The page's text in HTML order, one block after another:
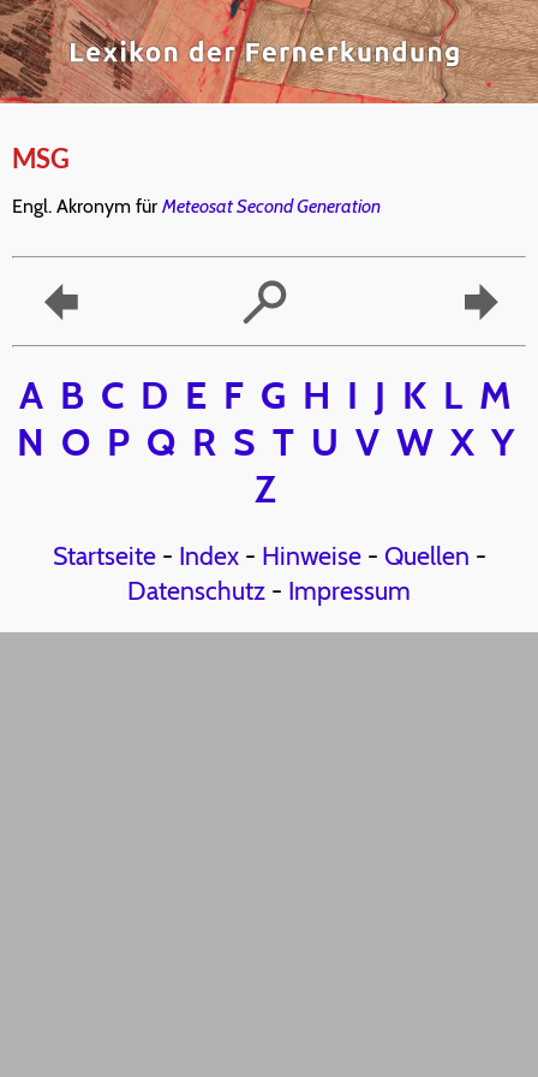
MSG
Engl. Akronym für Meteosat Second Generation
A B C D E F G H I J K L M
N O P Q R S T U V W X Y
Z
Startseite- Index- Hinweise- Quellen -
Datenschutz - Impressum